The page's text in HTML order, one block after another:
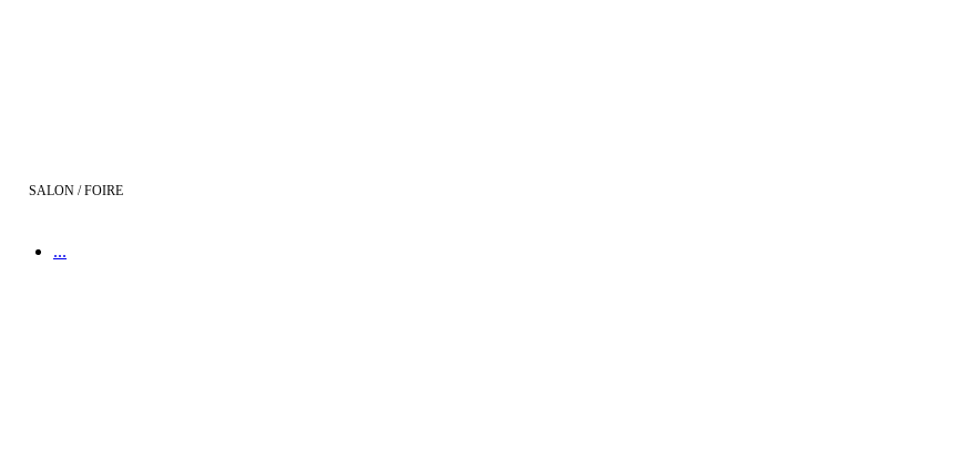
SALON / FOIRE
...